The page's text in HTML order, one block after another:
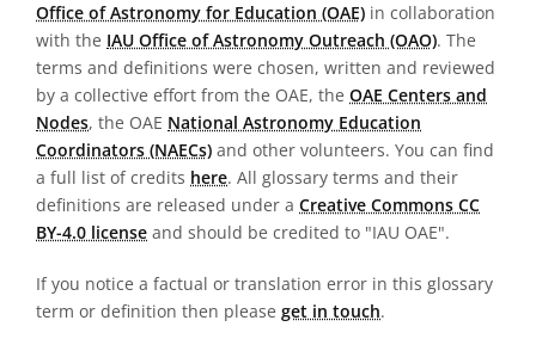
Office of Astronomy for Education (OAE) in collaboration
with the IAU Office of Astronomy Outreach (OAO). The
terms and definitions were chosen, written and reviewed
by a collective effort from the OAE, the OAE Centers and
Nodes, the OAE National Astronomy Education
Coordinators (NAECs) and other volunteers. You can find
a full list of credits here. All glossary terms and their
definitions are released under a Creative Commons CC
BY-4.0 license and should be credited to "IAU OAE".
If you notice a factual or translation error in this glossary
term or definition then please get in touch.